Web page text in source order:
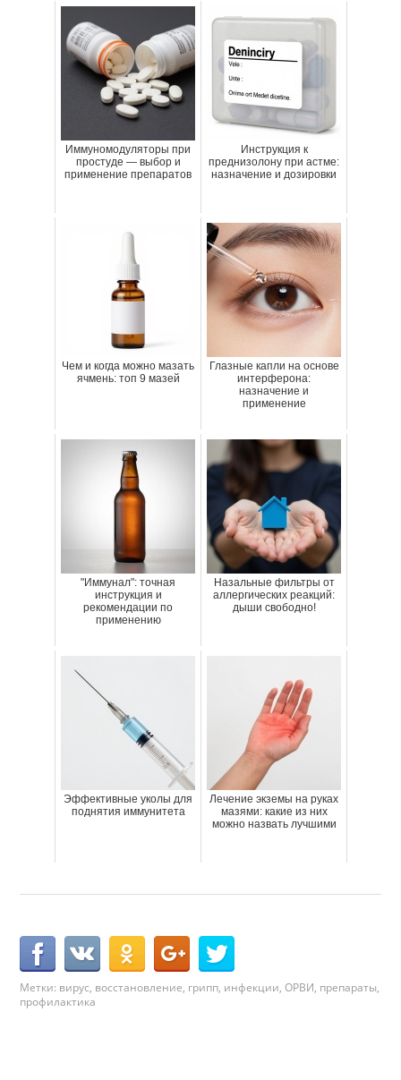
Иммуномодуляторы при
простуде — выбор и
применение препаратов
Инструкция к
преднизолону при астме:
назначение и дозировки
Чем и когда можно мазать
ячмень: топ 9 мазей
Глазные капли на основе
интерферона:
назначение и
применение
"Иммунал": точная
инструкция и
рекомендации по
применению
Назальные фильтры от
аллергических реакций:
дыши свободно!
Эффективные уколы для
поднятия иммунитета
Лечение экземы на руках
мазями: какие из них
можно назвать лучшими
Метки: вирус, восстановление, грипп, инфекции,ОРВИ, препараты,
профилактика